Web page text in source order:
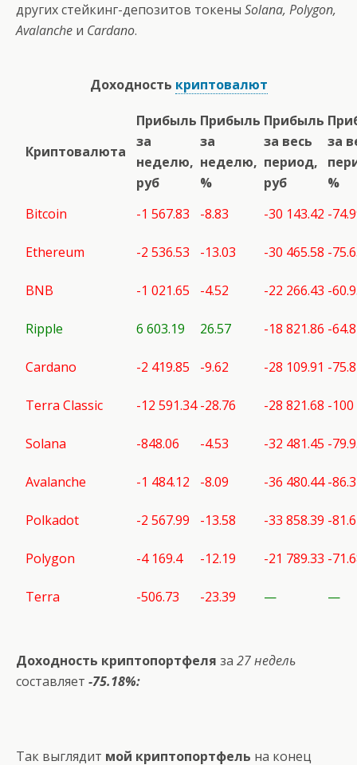
других стейкинг-депозитов токены Solana, Polygon,
Avalanche и Cardano.
Доходность криптовалют
Криптовалюта
Прибыль
за
неделю,
руб
Прибыль
за
неделю,
%
Прибыль
за весь
период,
руб
за
%
Bitcoin
-1 567.83 -8.83 -30 143.42 -
Ethereum -2 536.53 -13.03 -30 465.58 -
BNB -1 021.65 -4.52 -22 266.43 -
Ripple 6 603.19 26.57 -18 821.86 -64.8
Cardano -2 419.85 -9.62 -28 109.91 -
Terra Classic -12 591.34 -28.76 -28 821.68 -100
Solana -848.06 -4.53 -32 481.45 -
Avalanche -1 484.12 -8.09 -36 480.44 -
Polkadot -2 567.99 -13.58 -33 858.39 -
Polygon -4 169.4 -12.19 -21 789.33 -
Terra -506.73 -23.39 — —
Доходность криптопортфеля за 27 недель
составляет -75.18%:
Так выглядит мой криптопортфель на конец